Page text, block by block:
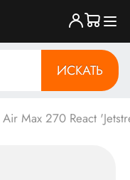
ИСКАТЬ
Max 270 React